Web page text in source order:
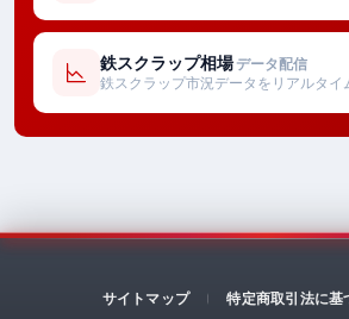
鉄スクラップ相場 データ配信
鉄スクラップ市況データをリアルタイ
サイトマップ 特定商取引法に基